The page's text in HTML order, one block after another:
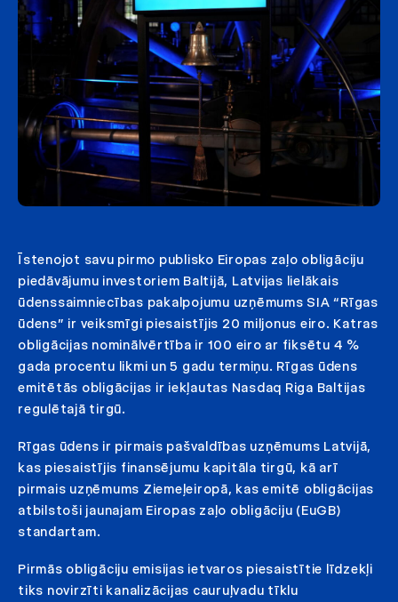
Īstenojot savu pirmo publisko Eiropas zaļo obligāciju
piedāvājumu investoriem Baltijā, Latvijas lielākais
ūdenssaimniecības pakalpojumu uzņēmums SIA “Rīgas
ūdens” ir veiksmīgi piesaistījis 20 miljonus eiro. Katras
obligācijas nominālvērtība ir 100 eiro ar fiksētu 4 %
gada procentu likmi un 5 gadu termiņu. Rīgas ūdens
emitētās obligācijas ir iekļautas Nasdaq Riga Baltijas
regulētajā tirgū.
Rīgas ūdens ir pirmais pašvaldības uzņēmums Latvijā,
kas piesaistījis finansējumu kapitāla tirgū, kā arī
pirmais uzņēmums Ziemeļeiropā, kas emitē obligācijas
atbilstoši jaunajam Eiropas zaļo obligāciju (EuGB)
standartam.
Pirmās obligāciju emisijas ietvaros piesaistītie līdzekļi
tiks novirzīti kanalizācijas cauruļvadu tīklu